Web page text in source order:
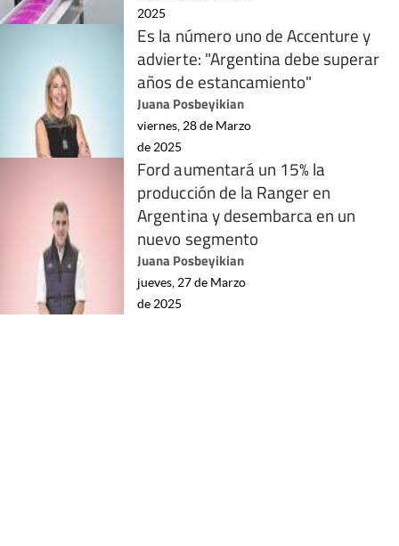
2025
Es la número uno de Accenture y
advierte: "Argentina debe superar
años de estancamiento"
Juana Posbeyikian
viernes, 28 de Marzo
de 2025
Ford aumentará un 15% la
producción de la Ranger en
Argentina y desembarca en un
nuevo segmento
Juana Posbeyikian
jueves, 27 de Marzo
de 2025